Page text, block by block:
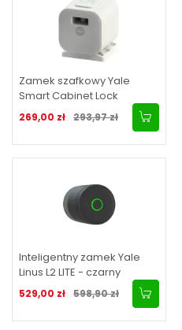
Zamek szafkowy Yale
Smart Cabinet Lock
Cena promocyjna
269,00 zł Normalna cena
293,97 zł
Inteligentny zamek Yale
Linus L2 LITE - czarny
Cena promocyjna
529,00 zł Normalna cena
598,90 zł